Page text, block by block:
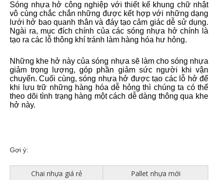
Sóng nhựa hở công nghiệp với thiết kế khung chữ nhật
vô cùng chắc chắn những được kết hợp với những dạng
lưới hở bao quanh thân và đáy tạo cảm giác dễ sử dụng.
Ngài ra, mục đích chính của các sóng nhựa hở chính là
tạo ra các lỗ thông khí tránh làm hàng hóa hư hỏng.
Những khe hở này của sóng nhựa sẽ làm cho sóng nhựa
giảm trọng lượng, góp phần giảm sức người khi vận
chuyển. Cuối cùng, sóng nhựa hở được tạo các lỗ hở để
khi lưu trữ những hàng hóa dễ hỏng thì chúng ta có thể
theo dõi tình trạng hàng một cách dễ dàng thông qua khe
hở này.
Gợi ý:
Chai nhựa giá rẻ Pallet nhựa mới